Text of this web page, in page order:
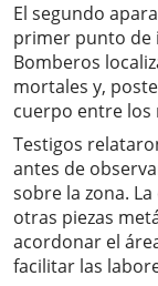
El segundo
primer punto de
Bomberos
mortales y,
cuerpo entre los
Testigos
antes de
sobre la zona.
otras piezas
acordonar el
facilitar las